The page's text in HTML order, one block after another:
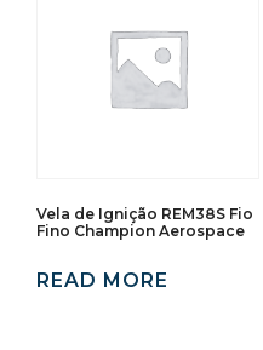
Vela de Ignição REM38S Fio
Fino Champion Aerospace
READ MORE